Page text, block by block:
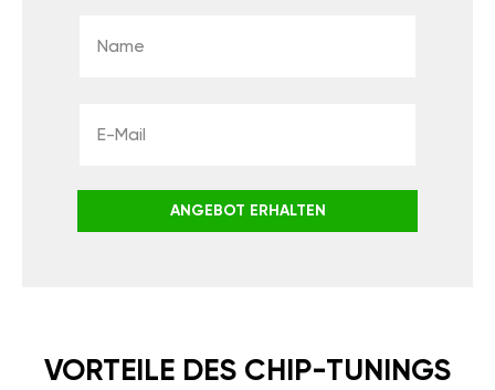
ANGEBOT ERHALTEN
VORTEILE DES CHIP-TUNINGS